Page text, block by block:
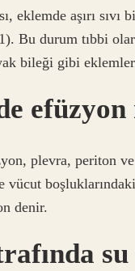
eklemde aşırı
Bu durum tıbbi
bileği gibi
efüzyon
plevra, periton
denir.